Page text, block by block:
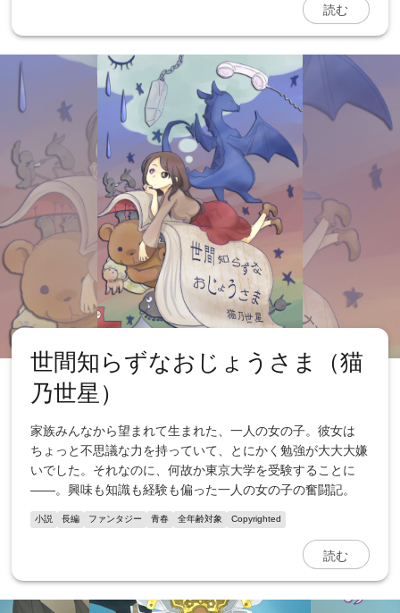
読む
世間知らずなおじょうさま（猫
乃世星）
家族みんなから望まれて生まれた、一人の女の子。彼女は
ちょっと不思議な力を持っていて、とにかく勉強が大大大嫌
いでした。それなのに、何故か東京大学を受験することに
――。興味も知識も経験も偏った一人の女の子の奮闘記。
小説 長編 ファンタジー 青春 全年齢対象 Copyrighted
読む